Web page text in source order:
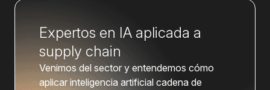
Expertos en IA aplicada a
supply chain
Venimos del sector y entendemos cómo
aplicar inteligencia artificial cadena de